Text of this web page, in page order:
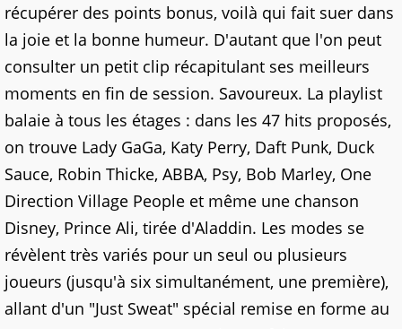
récupérer des points bonus, voilà qui fait suer dans
la joie et la bonne humeur. D'autant que l'on peut
consulter un petit clip récapitulant ses meilleurs
moments en fin de session. Savoureux. La playlist
balaie à tous les étages : dans les 47 hits proposés,
on trouve Lady GaGa, Katy Perry, Daft Punk, Duck
Sauce, Robin Thicke, ABBA, Psy, Bob Marley, One
Direction Village People et même une chanson
Disney, Prince Ali, tirée d'Aladdin. Les modes se
révèlent très variés pour un seul ou plusieurs
joueurs (jusqu'à six simultanément, une première),
allant d'un "Just Sweat" spécial remise en forme au